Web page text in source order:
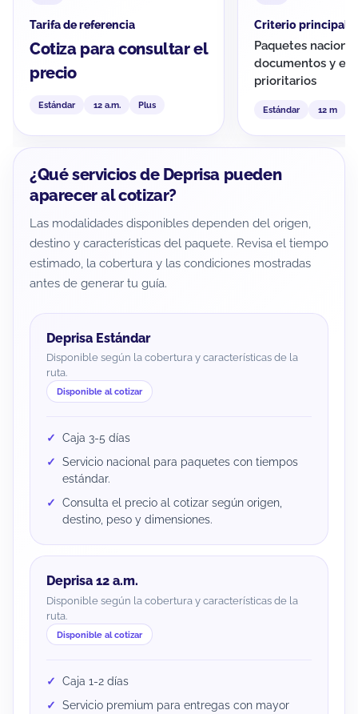
Tarifa de referencia
Cotiza para consultar el
precio
Estándar 12 a.m. Plus
Criterio principal
Paquetes
documentos y
prioritarios
Estándar 12 m
¿Qué servicios de Deprisa pueden
aparecer al cotizar?
Las modalidades disponibles dependen del origen,
destino y características del paquete. Revisa el tiempo
estimado, la cobertura y las condiciones mostradas
antes de generar tu guía.
Deprisa Estándar
Disponible según la cobertura y características de la
ruta.
Disponible al cotizar
Caja 3-5 días
Servicio nacional para paquetes con tiempos
estándar.
Consulta el precio al cotizar según origen,
destino, peso y dimensiones.
Deprisa 12 a.m.
Disponible según la cobertura y características de la
ruta.
Disponible al cotizar
Caja 1-2 días
Servicio premium para entregas con mayor